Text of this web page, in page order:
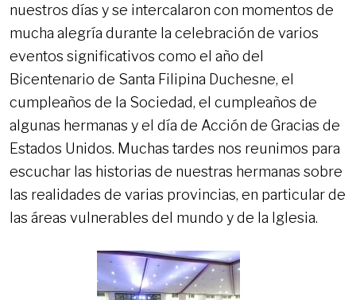
nuestros días y se intercalaron con momentos de
mucha alegría durante la celebración de varios
eventos significativos como el año del
Bicentenario de Santa Filipina Duchesne, el
cumpleaños de la Sociedad, el cumpleaños de
algunas hermanas y el día de Acción de Gracias de
Estados Unidos. Muchas tardes nos reunimos para
escuchar las historias de nuestras hermanas sobre
las realidades de varias provincias, en particular de
las áreas vulnerables del mundo y de la Iglesia.